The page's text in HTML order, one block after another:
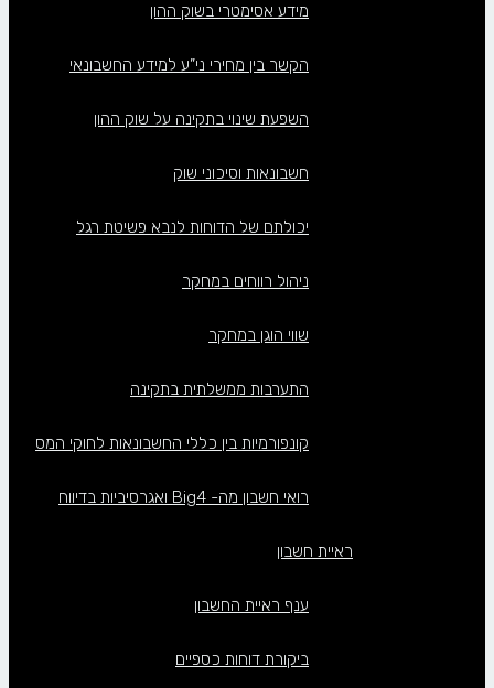
מידע אסימטרי בשוק ההון
הקשר בין מחירי ני”ע למידע החשבונאי
השפעת שינוי בתקינה על שוק ההון
חשבונאות וסיכוני שוק
יכולתם של הדוחות לנבא פשיטת רגל
ניהול רווחים במחקר
שווי הוגן במחקר
התערבות ממשלתית בתקינה
קונפורמיות בין כללי החשבונאות לחוקי המס
רואי חשבון מה- Big4 ואגרסיביות בדיווח
ראיית חשבון
ענף ראיית החשבון
ביקורת דוחות כספיים